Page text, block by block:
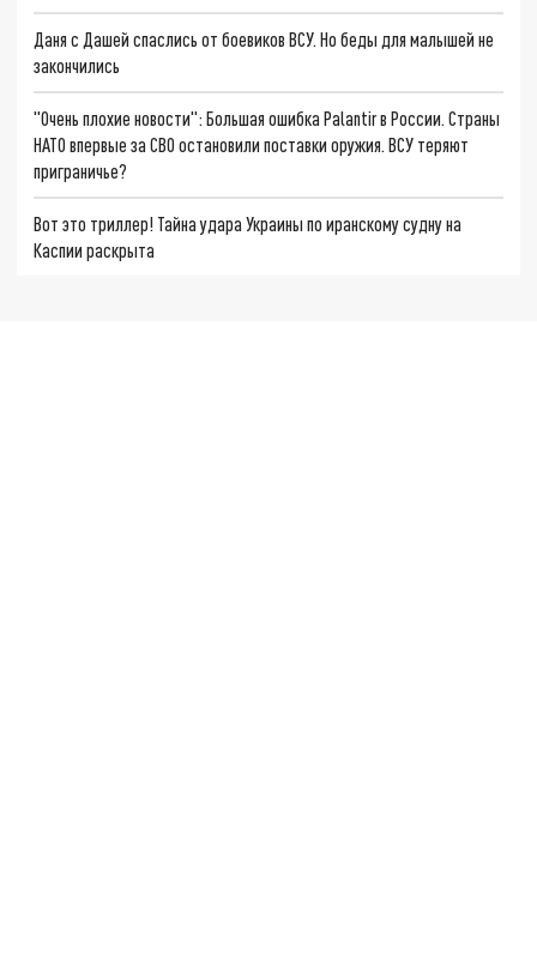
Даня с Дашей спаслись от боевиков ВСУ. Но беды для малышей не
закончились
"Очень плохие новости": Большая ошибка Palantir в России. Страны
НАТО впервые за СВО остановили поставки оружия. ВСУ теряют
приграничье?
Вот это триллер! Тайна удара Украины по иранскому судну на
Каспии раскрыта